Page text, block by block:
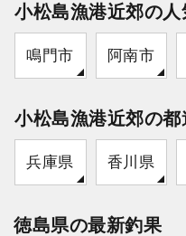
小松島漁港近郊の
鳴門市 阿南市
小松島漁港近郊の都
兵庫県 香川県
徳島県の最新釣果